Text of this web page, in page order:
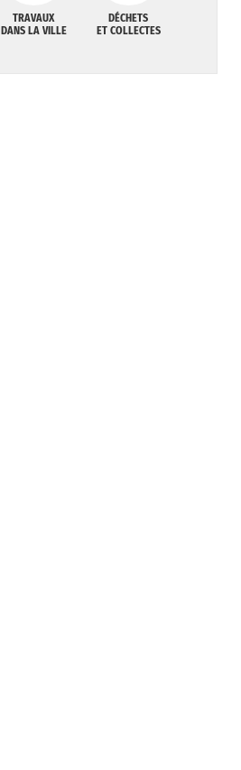
TRAVAUX
DANS LA VILLE
DÉCHETS
ET COLLECTES